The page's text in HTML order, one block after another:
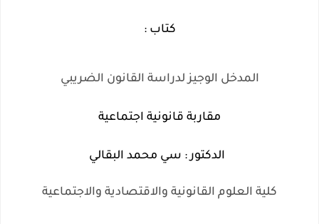
كتاب :
المدخل الوجيز لدراسة القانون الضريبي
مقاربة قانونية اجتماعية
الدكتور : سي محمد البقالي
كلية العلوم القانونية والاقتصادية والاجتماعية